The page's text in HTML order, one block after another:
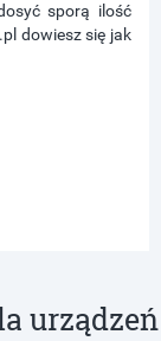
sporą ilość
dowiesz się jak
urządzeń